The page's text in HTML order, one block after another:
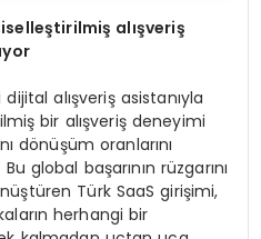
iselleştirilmiş alışveriş
ıyor
alışveriş asistanıyla
bir alışveriş deneyimi
dönüşüm oranlarını
global başarının rüzgarını
Türk SaaS girişimi,
herhangi bir